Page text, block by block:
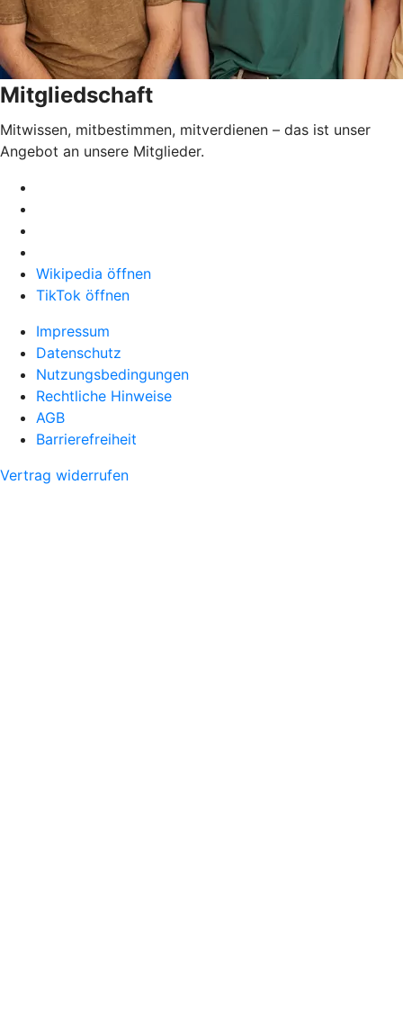
Mitgliedschaft
Mitwissen, mitbestimmen, mitverdienen – das ist unser
Angebot an unsere Mitglieder.
Wikipedia öffnen
TikTok öffnen
Impressum
Datenschutz
Nutzungsbedingungen
Rechtliche Hinweise
AGB
Barrierefreiheit
Vertrag widerrufen